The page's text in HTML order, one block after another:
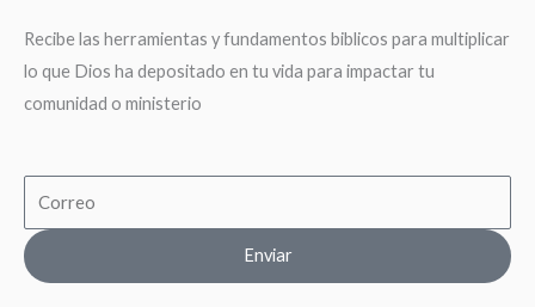
Recibe las herramientas y fundamentos biblicos para multiplicar
lo que Dios ha depositado en tu vida para impactar tu
comunidad o ministerio
Enviar